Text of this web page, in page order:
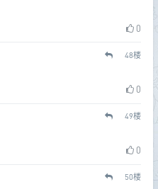
0
48楼
0
49楼
0
50楼